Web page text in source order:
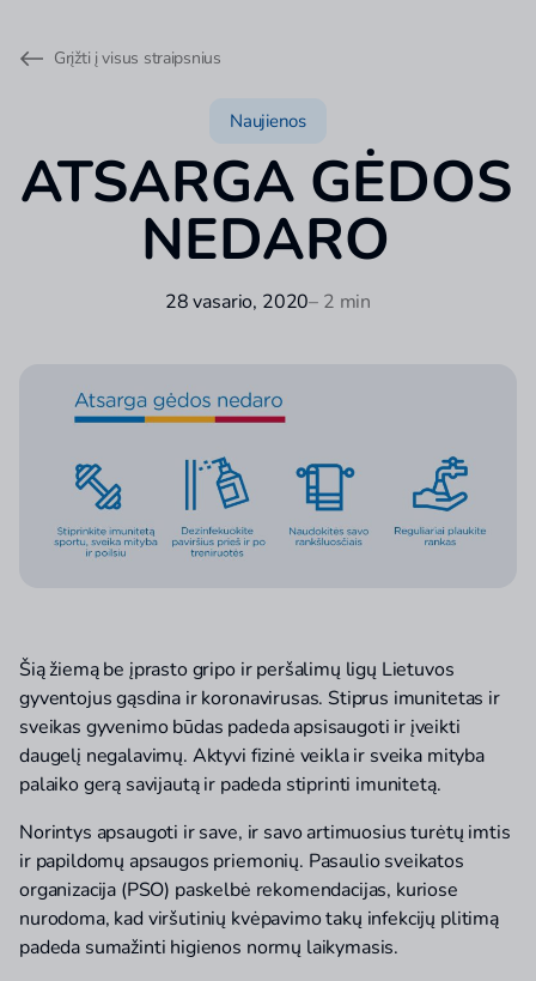
Grįžti į visus straipsnius
Naujienos
ATSARGA GĖDOS
NEDARO
28 vasario, 2020– 2 min
Šią žiemą be įprasto gripo ir peršalimų ligų Lietuvos
gyventojus gąsdina ir koronavirusas. Stiprus imunitetas ir
sveikas gyvenimo būdas padeda apsisaugoti ir įveikti
daugelį negalavimų. Aktyvi fizinė veikla ir sveika mityba
palaiko gerą savijautą ir padeda stiprinti imunitetą.
Norintys apsaugoti ir save, ir savo artimuosius turėtų imtis
ir papildomų apsaugos priemonių. Pasaulio sveikatos
organizacija (PSO) paskelbė rekomendacijas, kuriose
nurodoma, kad viršutinių kvėpavimo takų infekcijų plitimą
padeda sumažinti higienos normų laikymasis.